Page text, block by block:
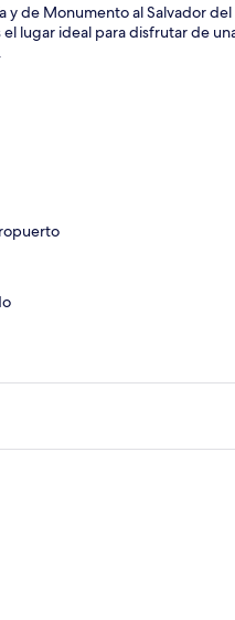
y de Monumento al Salvador del
lugar ideal para disfrutar de